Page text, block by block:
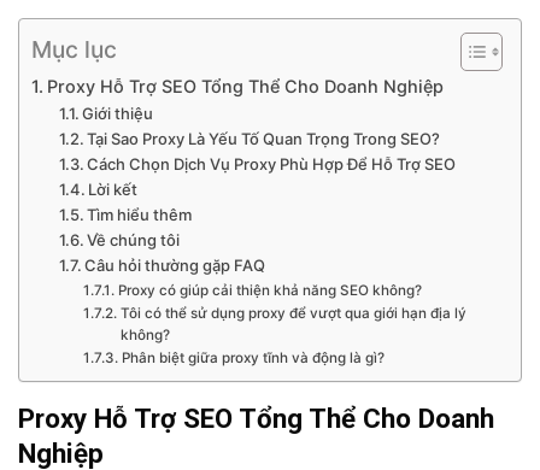
Mục lục
Proxy Hỗ Trợ SEO Tổng Thể Cho Doanh Nghiệp
Giới thiệu
Tại Sao Proxy Là Yếu Tố Quan Trọng Trong SEO?
Cách Chọn Dịch Vụ Proxy Phù Hợp Để Hỗ Trợ SEO
Lời kết
Tìm hiểu thêm
Về chúng tôi
Câu hỏi thường gặp FAQ
Proxy có giúp cải thiện khả năng SEO không?
Tôi có thể sử dụng proxy để vượt qua giới hạn địa lý
không?
Phân biệt giữa proxy tĩnh và động là gì?
Proxy Hỗ Trợ SEO Tổng Thể Cho Doanh
Nghiệp